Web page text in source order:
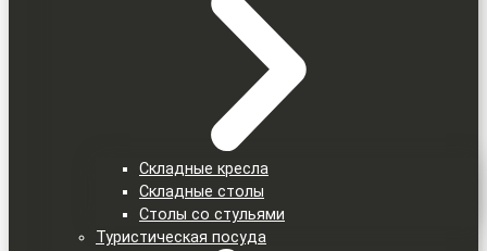
Складные кресла
Складные столы
Столы со стульями
Туристическая посуда